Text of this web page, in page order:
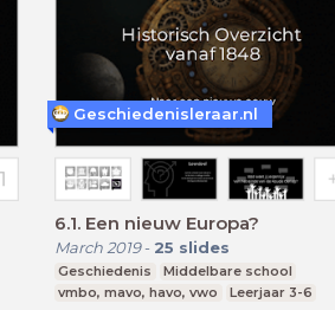
6.1. Een nieuw Europa?
March 2019- 25 slides
Geschiedenis
Middelbare school
vmbo, mavo, havo, vwo
Leerjaar 3-6
Geschiedenisleraar.nl